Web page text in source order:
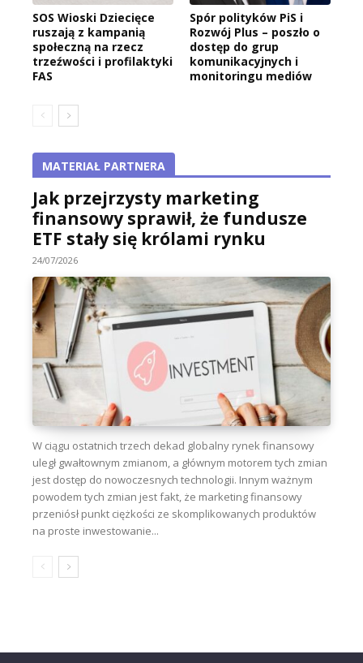
SOS Wioski Dziecięce
ruszają z kampanią
społeczną na rzecz
trzeźwości i profilaktyki
FAS
Spór polityków PiS i
Rozwój Plus – poszło o
dostęp do grup
komunikacyjnych i
monitoringu mediów
MATERIAŁ PARTNERA
Jak przejrzysty marketing
finansowy sprawił, że fundusze
ETF stały się królami rynku
24/07/2026
W ciągu ostatnich trzech dekad globalny rynek finansowy
uległ gwałtownym zmianom, a głównym motorem tych zmian
jest dostęp do nowoczesnych technologii. Innym ważnym
powodem tych zmian jest fakt, że marketing finansowy
przeniósł punkt ciężkości ze skomplikowanych produktów
na proste inwestowanie...